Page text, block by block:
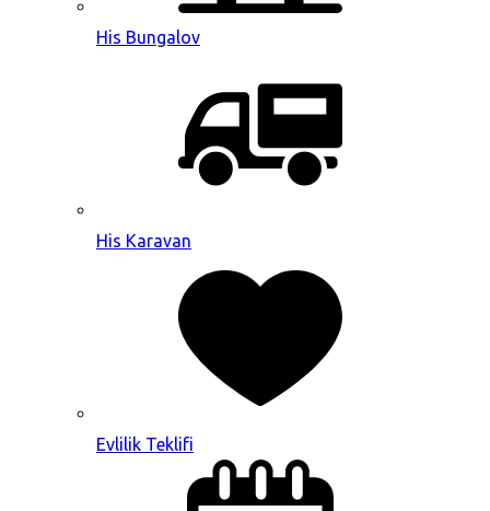
His Bungalov
His Karavan
Evlilik Teklifi